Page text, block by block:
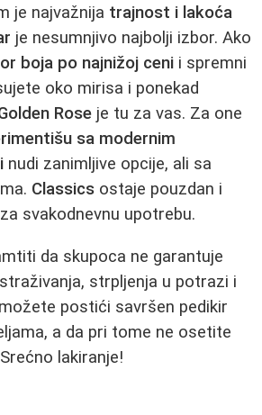
je najvažnija trajnost i lakoća
je nesumnjivo najbolji izbor. Ako
boja po najnižoj ceni i spremni
oko mirisa i ponekad
Rose je tu za vas. Za one
sa modernim
nudi zanimljive opcije, ali sa
Classics ostaje pouzdan i
svakodnevnu upotrebu.
da skupoca ne garantuje
strpljenja u potrazi i
postići savršen pedikir
a da pri tome ne osetite
lakiranje!